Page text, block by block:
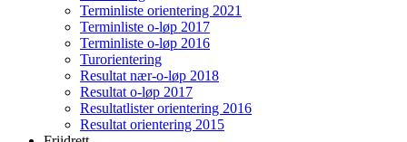
Terminliste orientering 2021
Terminliste o-løp 2017
Terminliste o-løp 2016
Turorientering
Resultat nær-o-løp 2018
Resultat o-løp 2017
Resultatlister orientering 2016
Resultat orientering 2015